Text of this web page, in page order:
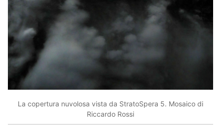
La copertura nuvolosa vista da StratoSpera 5. Mosaico di
Riccardo Rossi